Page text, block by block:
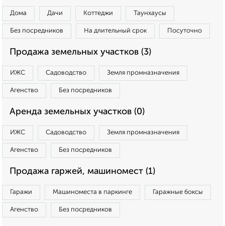
Дома Дачи Коттеджи Таунхаусы
Без посредников На длительный срок Посуточно
Продажа земельных участков (3)
ИЖС Садоводство Земля промназначения
Агенство Без посредников
Аренда земельных участков (0)
ИЖС Садоводство Земля промназначения
Агенство Без посредников
Продажа гаржей, машиномест (1)
Гаражи Машиноместа в паркинге Гаражные боксы
Агенство Без посредников